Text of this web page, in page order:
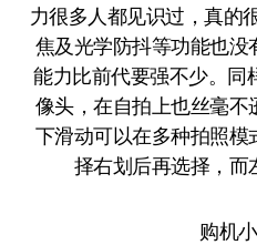
力很多人都见识过，真的
焦及光学防抖等功能也
能力比前代要强不少。同
像头，在自拍上也丝毫
下滑动可以在多种拍照
择右划后再选择，而
购机